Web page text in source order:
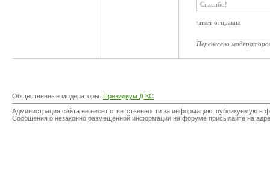
Спасибо!
тикет отправил
Перенесено
Общественные модераторы: Президиум Д КС
Администрация сайта не несет ответственности за информацию, публикуемую
Сообщения о незаконно размещенной информации на форуме присылайте на